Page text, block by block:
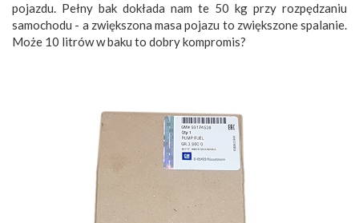
pojazdu. Pełny bak dokłada nam te 50 kg przy rozpędzaniu
samochodu - a zwiększona masa pojazu to zwiększone spalanie.
Może 10 litrów w baku to dobry kompromis?